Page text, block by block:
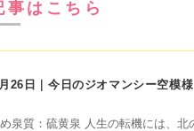
はこちら
26日｜今日のジオマンシー空模様
質：硫黄泉 人生の転機には、